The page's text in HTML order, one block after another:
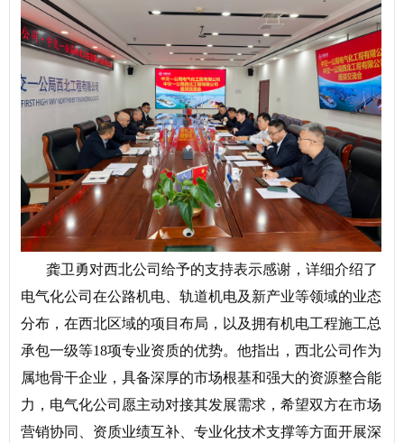
龚卫勇对西北公司给予的支持表示感谢，详细介绍了
电气化公司在公路机电、轨道机电及新产业等领域的业态
分布，在西北区域的项目布局，以及拥有机电工程施工总
承包一级等18项专业资质的优势。他指出，西北公司作为
属地骨干企业，具备深厚的市场根基和强大的资源整合能
力，电气化公司愿主动对接其发展需求，希望双方在市场
营销协同、资质业绩互补、专业化技术支撑等方面开展深